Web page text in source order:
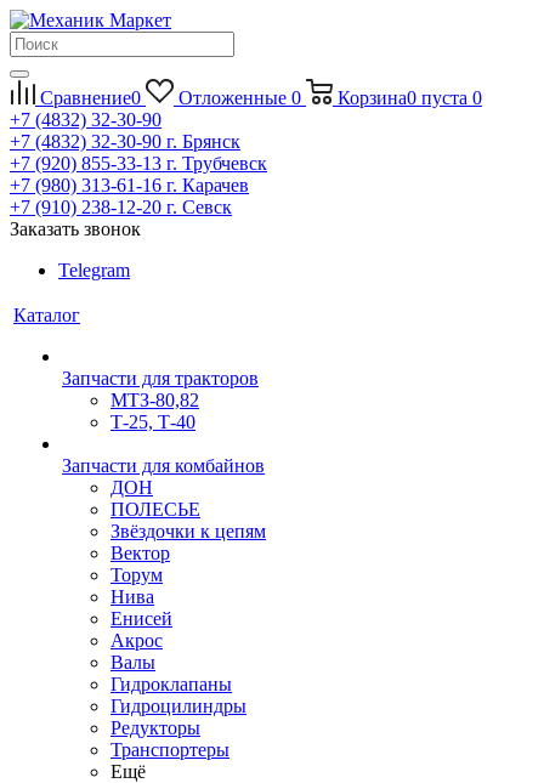
Сравнение0 Отложенные 0 Корзина0 пуста 0
+7 (4832) 32-30-90
+7 (4832) 32-30-90 г. Брянск
+7 (920) 855-33-13 г. Трубчевск
+7 (980) 313-61-16 г. Карачев
+7 (910) 238-12-20 г. Севск
Заказать звонок
Telegram
Каталог
Запчасти для тракторов
МТЗ-80,82
Т-25, Т-40
Запчасти для комбайнов
ДОН
ПОЛЕСЬЕ
Звёздочки к цепям
Вектор
Торум
Нива
Енисей
Акрос
Валы
Гидроклапаны
Гидроцилиндры
Редукторы
Транспортеры
Ещё